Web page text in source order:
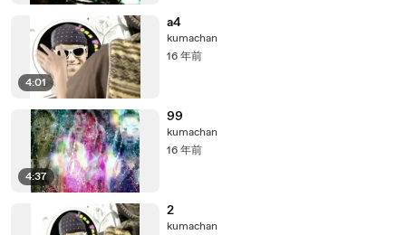
4:01
a4
kumachan
16 年前
4:37
99
kumachan
16 年前
2
kumachan